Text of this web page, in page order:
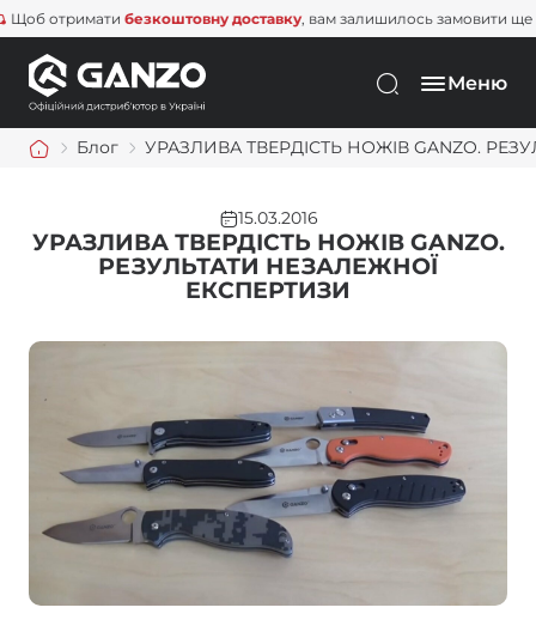
безкоштовну доставку, вам залишилось замовити ще на1 500
Меню
Блог УРАЗЛИВА ТВЕРДІСТЬ НОЖІВ GANZO.
15.03.2016
УРАЗЛИВА ТВЕРДІСТЬ НОЖІВ GANZO.
РЕЗУЛЬТАТИ НЕЗАЛЕЖНОЇ
ЕКСПЕРТИЗИ